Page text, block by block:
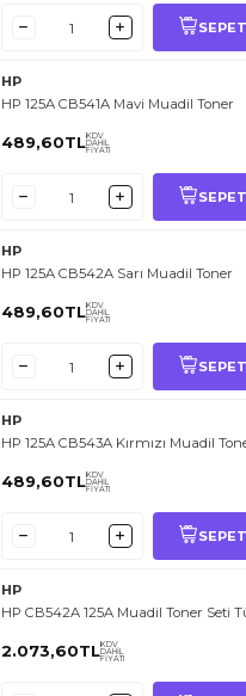
HP
HP 125A CB541A Mavi Muadil Toner
489,60TLKDV
DAHİL
FİYATI
HP
HP 125A CB542A Sarı Muadil Toner
489,60TLKDV
DAHİL
FİYATI
HP
HP 125A CB543A Kırmızı Muadil
489,60TLKDV
DAHİL
FİYATI
HP
HP CB542A 125A Muadil Toner Seti
2.073,60TLKDV
DAHİL
FİYATI